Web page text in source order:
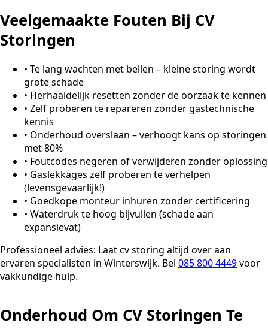
Veelgemaakte Fouten Bij CV
Storingen
• Te lang wachten met bellen – kleine storing wordt
grote schade
• Herhaaldelijk resetten zonder de oorzaak te kennen
• Zelf proberen te repareren zonder gastechnische
kennis
• Onderhoud overslaan – verhoogt kans op storingen
met 80%
• Foutcodes negeren of verwijderen zonder oplossing
• Gaslekkages zelf proberen te verhelpen
(levensgevaarlijk!)
• Goedkope monteur inhuren zonder certificering
• Waterdruk te hoog bijvullen (schade aan
expansievat)
Professioneel advies: Laat cv storing altijd over aan
ervaren specialisten in Winterswijk. Bel 085 800 4449voor
vakkundige hulp.
Onderhoud Om CV Storingen Te